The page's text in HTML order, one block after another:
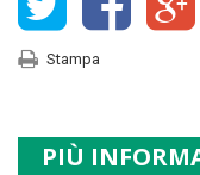
Stampa
PIÙ